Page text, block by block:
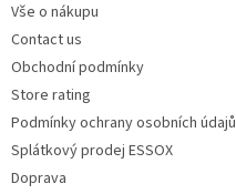
Vše o nákupu
Contact us
Obchodní podmínky
Store rating
Podmínky ochrany osobních údajů
Splátkový prodej ESSOX
Doprava